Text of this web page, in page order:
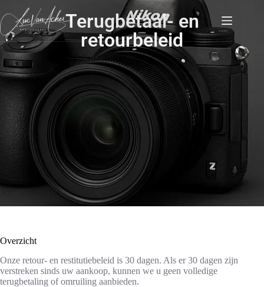
Terugbetaal- en
retourbeleid
Overzicht
Onze retour- en restitutiebeleid is 30 dagen. Als er 30 dagen zijn
verstreken sinds uw aankoop, kunnen we u geen volledige
terugbetaling of omruiling aanbieden.